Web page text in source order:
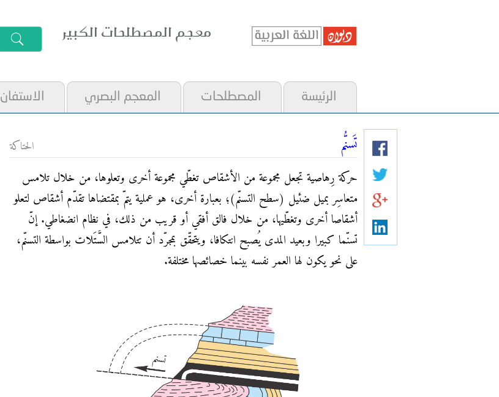
معجم المصطلحات الكبير
الرئيسة المصطلحات المعجم البصري الاستفان
تَسنُّم الحتاكة
حركة رِهاصية تجعل مجموعة من الأشقاص تغطّي مجموعة أخرى وتعلوها، من خلال تلامس
متعاسِر بميل ضئيل (سطح التسنّم)؛ بعبارة أخرى، هو عملية يتمّ بمقتضاها تقدّم أشقاص لتعلو
أشقاصا أخرى وتغطّيها، من خلال فالق أفقي أو قريب من ذلك، في نظام انضغاطي. إنّ
تسنّما كبيرا وبعيد المدى يُصبح انتكافا، ويتحقّق بمجرّد أن تتلامس السَّتَلات بواسطة التسنّم،
على نحو يكون لها العمر نفسه بينما خصائصها مختلفة.